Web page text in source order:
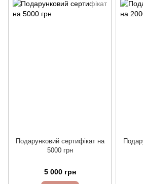
Подарунковий сертифікат на
5000 грн
5 000 грн